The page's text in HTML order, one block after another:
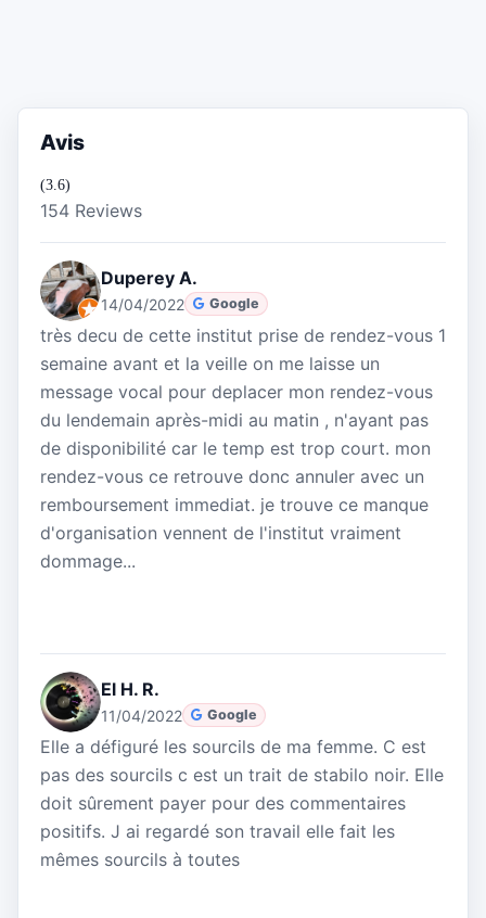
Avis
(3.6)
154 Reviews
Duperey A.
14/04/2022 Google
très decu de cette institut prise de rendez-vous 1
semaine avant et la veille on me laisse un
message vocal pour deplacer mon rendez-vous
du lendemain après-midi au matin , n'ayant pas
de disponibilité car le temp est trop court. mon
rendez-vous ce retrouve donc annuler avec un
remboursement immediat. je trouve ce manque
d'organisation vennent de l'institut vraiment
dommage...
El H. R.
11/04/2022 Google
Elle a défiguré les sourcils de ma femme. C est
pas des sourcils c est un trait de stabilo noir. Elle
doit sûrement payer pour des commentaires
positifs. J ai regardé son travail elle fait les
mêmes sourcils à toutes